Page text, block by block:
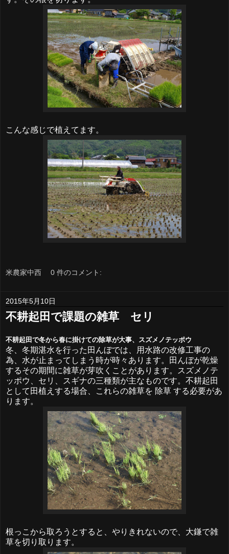
こんな感じで植えてます。
米農家中西 0 件のコメント:
2015年5月10日
不耕起田で課題の雑草 セリ
不耕起田で冬から春に掛けての除草が大事、スズメノテッポウ
冬、冬期湛水を行った田んぼでは、用水路の改修工事の
為、水が止まってしまう時が時々あります。田んぼが乾燥
するその期間に雑草が芽吹くことがあります。スズメノテ
ッポウ、セリ、スギナの三種類が主なものです。不耕起田
として田植えする場合、これらの雑草を 除草 する必要があ
ります。
根っこから取ろうとすると、やりきれないので、大鎌で雑
草を切り取ります。